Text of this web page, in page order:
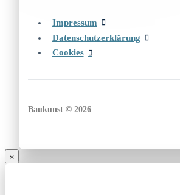
Impressum
Datenschutzerklärung
Cookies
Baukunst © 2026